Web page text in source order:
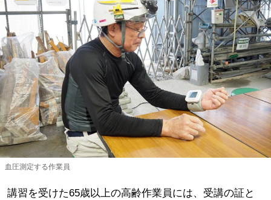
血圧測定する作業員
講習を受けた65歳以上の高齢作業員には、受講の証と